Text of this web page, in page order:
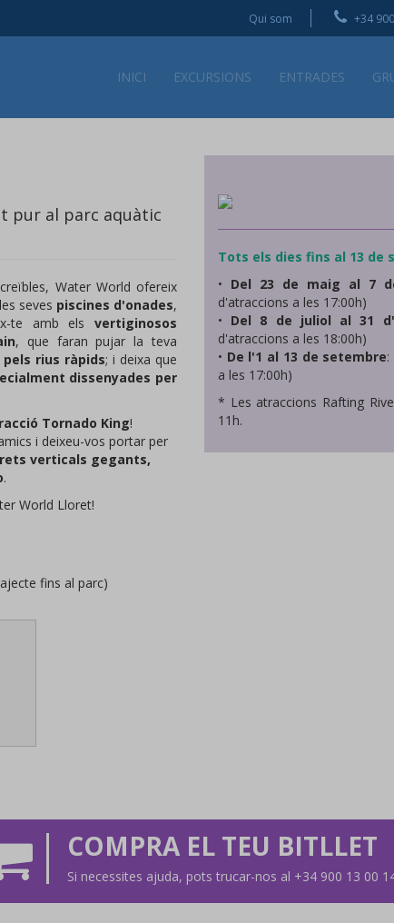
Qui som +34
INICI EXCURSIONS ENTRADES
pur al parc aquàtic
Water World ofereix
seves piscines d'onades,
te amb els vertiginosos
, que faran pujar la teva
rius ràpids; i deixa que
dissenyades per
Tornado King!
i deixeu-vos portar per
verticals gegants,
.
World Lloret!
Tots els dies fins al 13 de
• Del 23 de maig al 7
d'atraccions a les 17:00h)
• Del 8 de juliol al 31
d'atraccions a les 18:00h)
• De l'1 al 13 de setembre:
a les 17:00h)
* Les atraccions Rafting
11h.
fins al parc)
COMPRA EL TEU BITLLET
Si necessites ajuda, pots trucar-nos al +34 900 13 00